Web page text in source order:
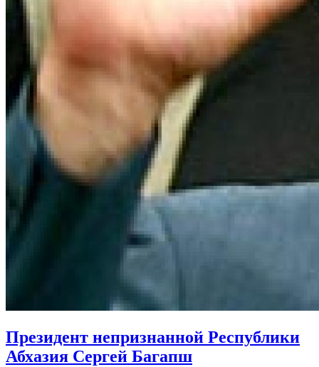
Президент непризнанной Республики
Абхазия Сергей Багапш